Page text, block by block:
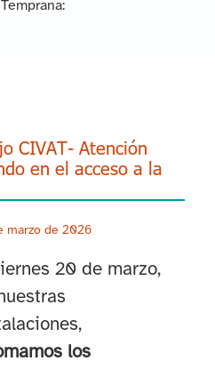
CIVAT- Atención
en el acceso a la
marzo de 2026
20 de marzo,
los